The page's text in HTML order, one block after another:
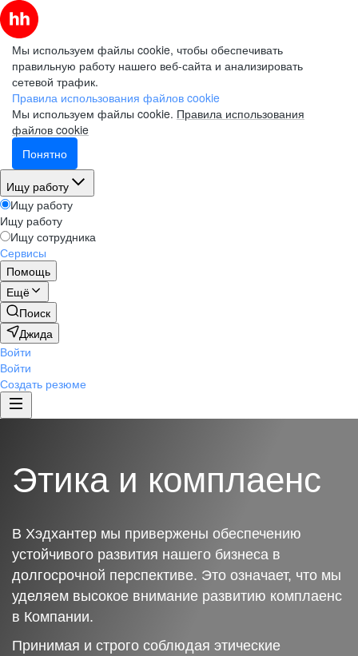
Мы используем файлы cookie, чтобы обеспечивать
правильную работу нашего веб-сайта и анализировать
сетевой трафик.
Правила использования файлов cookie
Мы используем файлы cookie. Правила использования
файлов cookie
Понятно
Ищу работу
Ищу работу
Ищу работу
Ищу сотрудника
Сервисы
Помощь
Ещё
Поиск
Джида
Войти
Войти
Создать резюме
Этика и комплаенс
В Хэдхантер мы привержены обеспечению
устойчивого развития нашего бизнеса в
долгосрочной перспективе. Это означает, что мы
уделяем высокое внимание развитию комплаенс
в Компании.
Принимая и строго соблюдая этические